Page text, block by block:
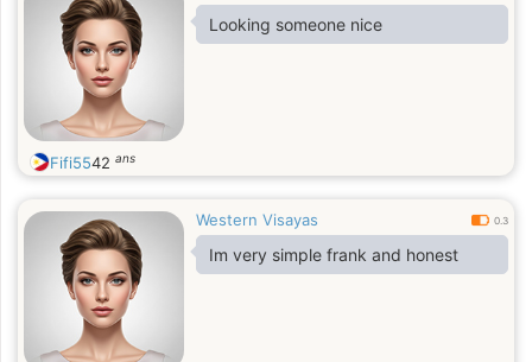
Looking someone nice
Fifi5542 ans
Western Visayas 0.3
Im very simple frank and honest